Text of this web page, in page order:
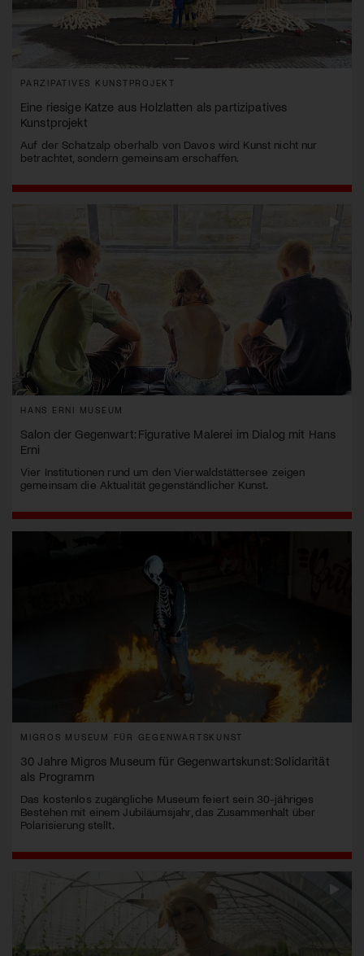
PARZIPATIVES KUNSTPROJEKT
Eine riesige Katze aus Holzlatten als partizipatives
Kunstprojekt
Auf der Schatzalp oberhalb von Davos wird Kunst nicht nur
betrachtet, sondern gemeinsam erschaffen.
HANS ERNI MUSEUM
Salon der Gegenwart: Figurative Malerei im Dialog mit Hans
Erni
Vier Institutionen rund um den Vierwaldstättersee zeigen
gemeinsam die Aktualität gegenständlicher Kunst.
MIGROS MUSEUM FÜR GEGENWARTSKUNST
30 Jahre Migros Museum für Gegenwartskunst: Solidarität
als Programm
Das kostenlos zugängliche Museum feiert sein 30-jähriges
Bestehen mit einem Jubiläumsjahr, das Zusammenhalt über
Polarisierung stellt.